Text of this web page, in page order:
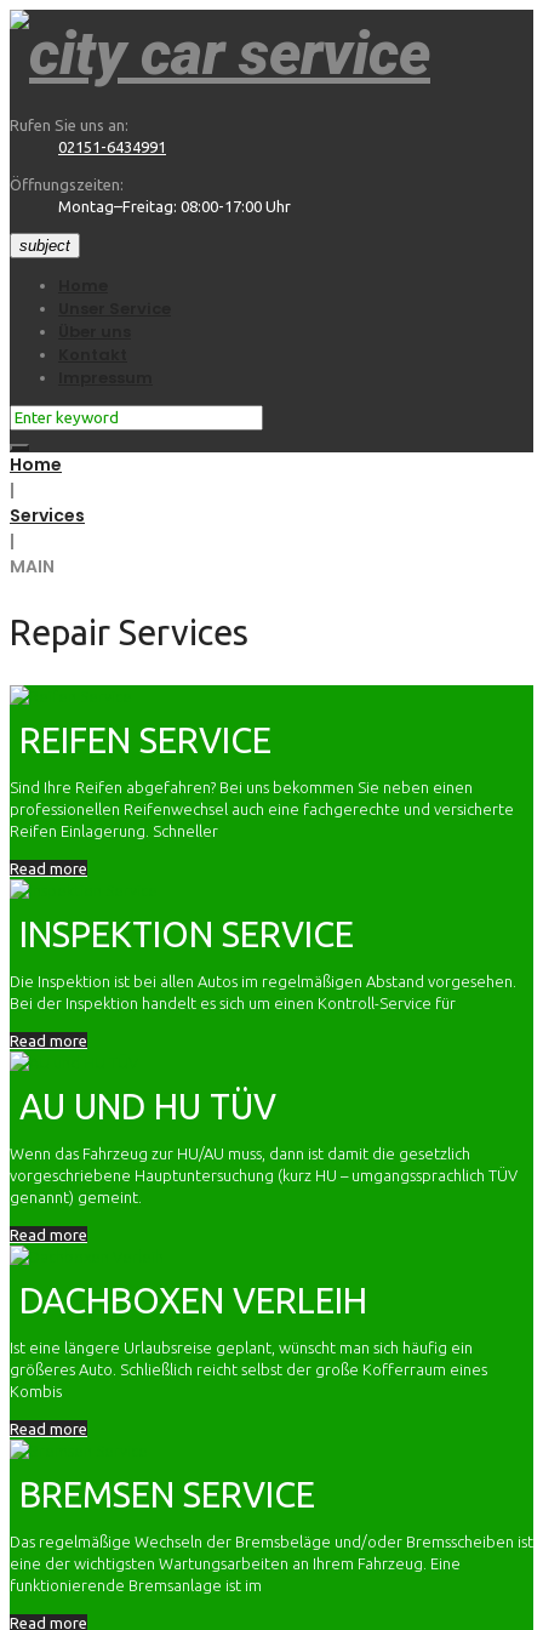
Skip
content
Rufen Sie uns an:
02151-6434991
Öffnungszeiten:
Montag–Freitag: 08:00-17:00 Uhr
subject
Search
Home
|
Services
|
MAIN
Repair Services
REIFEN SERVICE
Sind Ihre Reifen abgefahren? Bei uns bekommen Sie neben einen
professionellen Reifenwechsel auch eine fachgerechte und versicherte
Reifen Einlagerung. Schneller
Read more
INSPEKTION SERVICE
Die Inspektion ist bei allen Autos im regelmäßigen Abstand vorgesehen.
Bei der Inspektion handelt es sich um einen Kontroll-Service für
Read more
AU UND HU TÜV
Wenn das Fahrzeug zur HU/AU muss, dann ist damit die gesetzlich
vorgeschriebene Hauptuntersuchung (kurz HU – umgangssprachlich TÜV
genannt) gemeint.
Read more
DACHBOXEN VERLEIH
Ist eine längere Urlaubsreise geplant, wünscht man sich häufig ein
größeres Auto. Schließlich reicht selbst der große Kofferraum eines
Kombis
Read more
BREMSEN SERVICE
Das regelmäßige Wechseln der Bremsbeläge und/oder Bremsscheiben ist
eine der wichtigsten Wartungsarbeiten an Ihrem Fahrzeug. Eine
funktionierende Bremsanlage ist im
Read more